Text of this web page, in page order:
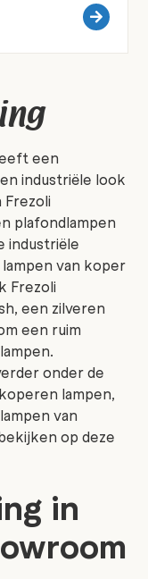
een
industriële look
Frezoli
plafondlampen
industriële
van koper
Frezoli
een zilveren
een ruim
onder de
lampen,
van
op deze
in